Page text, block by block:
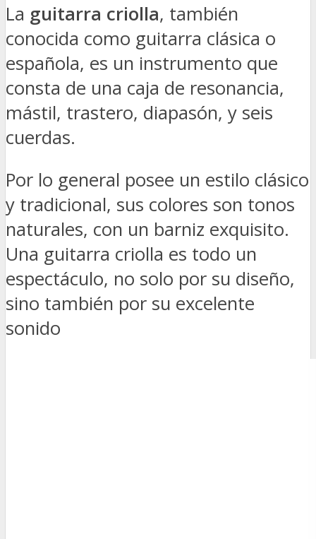
La guitarra criolla, también
conocida como guitarra clásica o
española, es un instrumento que
consta de una caja de resonancia,
mástil, trastero, diapasón, y seis
cuerdas.
Por lo general posee un estilo clásico
y tradicional, sus colores son tonos
naturales, con un barniz exquisito.
Una guitarra criolla es todo un
espectáculo, no solo por su diseño,
sino también por su excelente
sonido